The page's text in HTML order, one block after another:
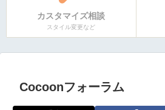
カスタマイズ相談
スタイル変更など
Cocoonフォーラム